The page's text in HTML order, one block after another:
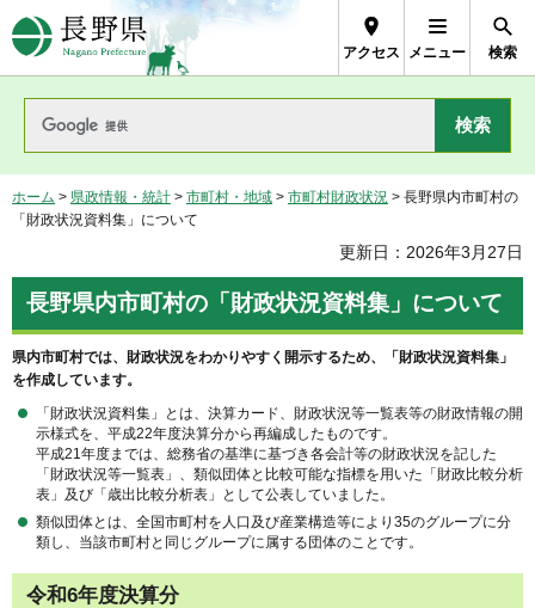
長野県Nagano Prefecture
アクセス メニュー 検索
ホーム > 県政情報・統計 > 市町村・地域 > 市町村財政状況 > 長野県内市町村の
「財政状況資料集」について
更新日：2026年3月27日
長野県内市町村の「財政状況資料集」について
県内市町村では、財政状況をわかりやすく開示するため、「財政状況資料集」
を作成しています。
「財政状況資料集」とは、決算カード、財政状況等一覧表等の財政情報の開
示様式を、平成22年度決算分から再編成したものです。
平成21年度までは、総務省の基準に基づき各会計等の財政状況を記した
「財政状況等一覧表」、類似団体と比較可能な指標を用いた「財政比較分析
表」及び「歳出比較分析表」として公表していました。
類似団体とは、全国市町村を人口及び産業構造等により35のグループに分
類し、当該市町村と同じグループに属する団体のことです。
令和6年度決算分